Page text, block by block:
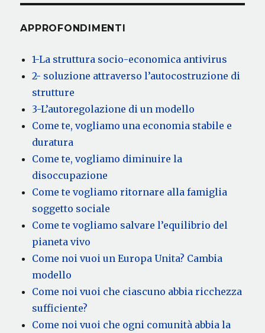
APPROFONDIMENTI
1-La struttura socio-economica antivirus
2- soluzione attraverso l’autocostruzione di
strutture
3-L’autoregolazione di un modello
Come te, vogliamo una economia stabile e
duratura
Come te, vogliamo diminuire la
disoccupazione
Come te vogliamo ritornare alla famiglia
soggetto sociale
Come te vogliamo salvare l’equilibrio del
pianeta vivo
Come noi vuoi un Europa Unita? Cambia
modello
Come noi vuoi che ciascuno abbia ricchezza
sufficiente?
Come noi vuoi che ogni comunità abbia la